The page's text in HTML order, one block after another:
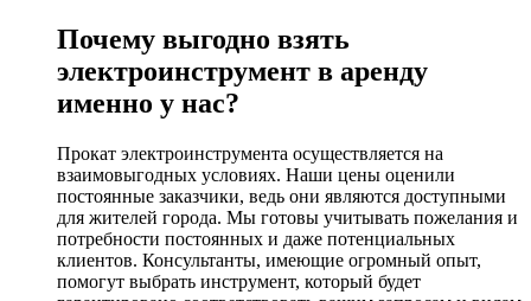
Почему выгодно взять
электроинструмент в аренду
именно у нас?
Прокат электроинструмента осуществляется на
взаимовыгодных условиях. Наши цены оценили
постоянные заказчики, ведь они являются доступными
для жителей города. Мы готовы учитывать пожелания и
потребности постоянных и даже потенциальных
клиентов. Консультанты, имеющие огромный опыт,
помогут выбрать инструмент, который будет